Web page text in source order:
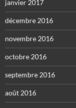
janvier 2017
décembre 2016
novembre 2016
octobre 2016
septembre 2016
août 2016